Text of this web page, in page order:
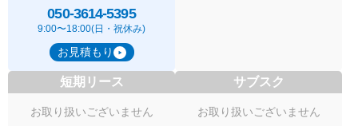
050-3614-5395
9:00〜18:00(日・祝休み)
お見積もり
短期リース
お取り扱いございません
サブスク
お取り扱いございません